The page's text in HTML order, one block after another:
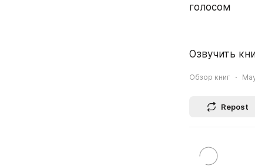
голосом
Озвучить
Обзор книг
Repost